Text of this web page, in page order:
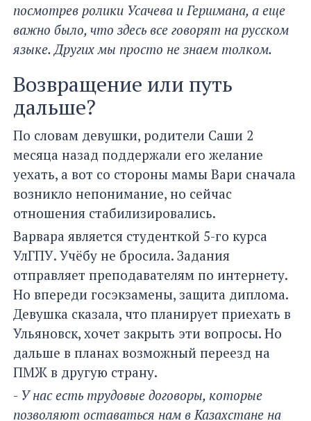
посмотрев ролики Усачева и Гершмана, а еще
важно было, что здесь все говорят на русском
языке. Других мы просто не знаем толком.
Возвращение или путь
дальше?
По словам девушки, родители Саши 2
месяца назад поддержали его желание
уехать, а вот со стороны мамы Вари сначала
возникло непонимание, но сейчас
отношения стабилизировались.
Варвара является студенткой 5-го курса
УлГПУ. Учёбу не бросила. Задания
отправляет преподавателям по интернету.
Но впереди госэкзамены, защита диплома.
Девушка сказала, что планирует приехать в
Ульяновск, хочет закрыть эти вопросы. Но
дальше в планах возможный переезд на
ПМЖ в другую страну.
- У нас есть трудовые договоры, которые
позволяют оставаться нам в Казахстане на